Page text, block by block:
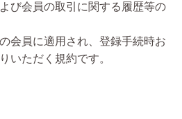
び会員の取引に関する履歴等の
会員に適用され、登録手続時お
いただく規約です。